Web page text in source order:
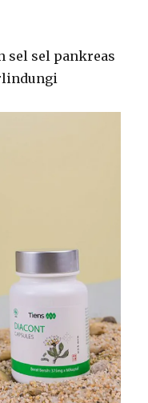
sel sel pankreas